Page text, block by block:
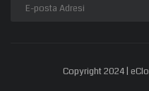
Copyright 2024 |